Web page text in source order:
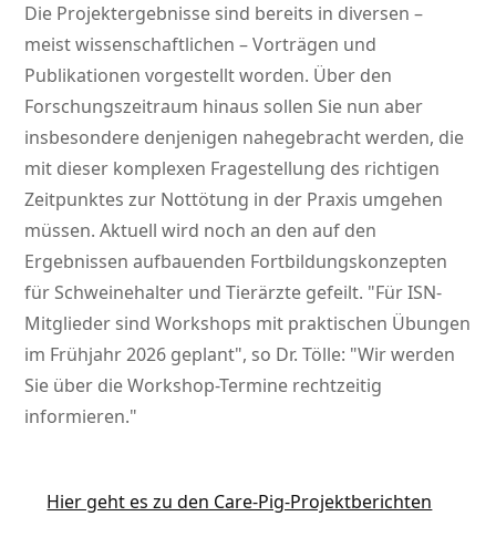
Die Projektergebnisse sind bereits in diversen –
meist wissenschaftlichen – Vorträgen und
Publikationen vorgestellt worden. Über den
Forschungszeitraum hinaus sollen Sie nun aber
insbesondere denjenigen nahegebracht werden, die
mit dieser komplexen Fragestellung des richtigen
Zeitpunktes zur Nottötung in der Praxis umgehen
müssen. Aktuell wird noch an den auf den
Ergebnissen aufbauenden Fortbildungskonzepten
für Schweinehalter und Tierärzte gefeilt. Für ISN-
Mitglieder sind Workshops mit praktischen Übungen
im Frühjahr 2026 geplant , so Dr. Tölle: Wir werden
Sie über die Workshop-Termine rechtzeitig
informieren.
Hier geht es zu den Care-Pig-Projektberichten